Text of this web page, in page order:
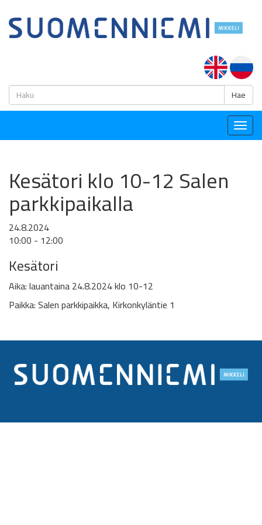
Hae
Kesätori klo 10-12 Salen
parkkipaikalla
24.8.2024
10:00 - 12:00
Kesätori
Aika: lauantaina 24.8.2024 klo 10-12
Paikka: Salen parkkipaikka, Kirkonkyläntie 1